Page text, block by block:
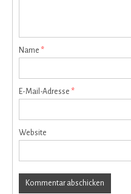
Name *
E-Mail-Adresse *
Website